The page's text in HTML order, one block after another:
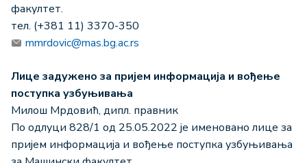
факултет.
тел. (+381 11) 3370-350
mmrdovic@mas.bg.ac.rs
Лице задужено за пријем информација и вођење
поступка узбуњивања
Милош Мрдовић, дипл. правник
По одлуци 828/1 од 25.05.2022 је именовано лице за
пријем информација и вођење поступка узбуњивања